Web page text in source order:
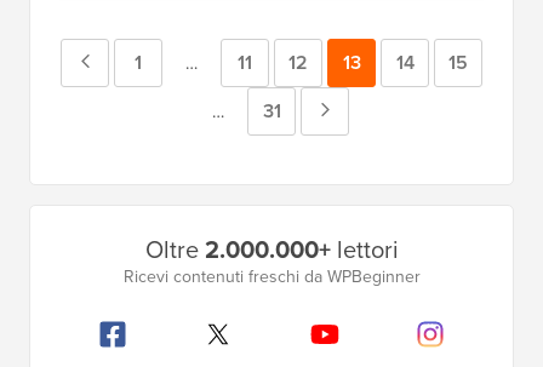
PaginaPagina
1
Pagine
intermedie
omesse
… Pagina
11 Pagina
12 Pagina
13 Pagina
14 Pagina
15
Pagine
intermedie
… Pagina
31
Oltre2.000.000+lettori
Ricevi contenuti freschi da WPBeginner